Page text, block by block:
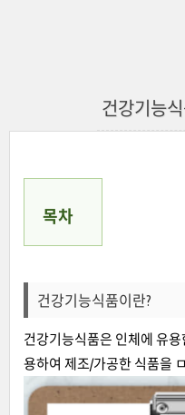
건강기능
목차
건강기능식품이란?
건강기능식품은 인체에 유
용하여 제조/가공한 식품을